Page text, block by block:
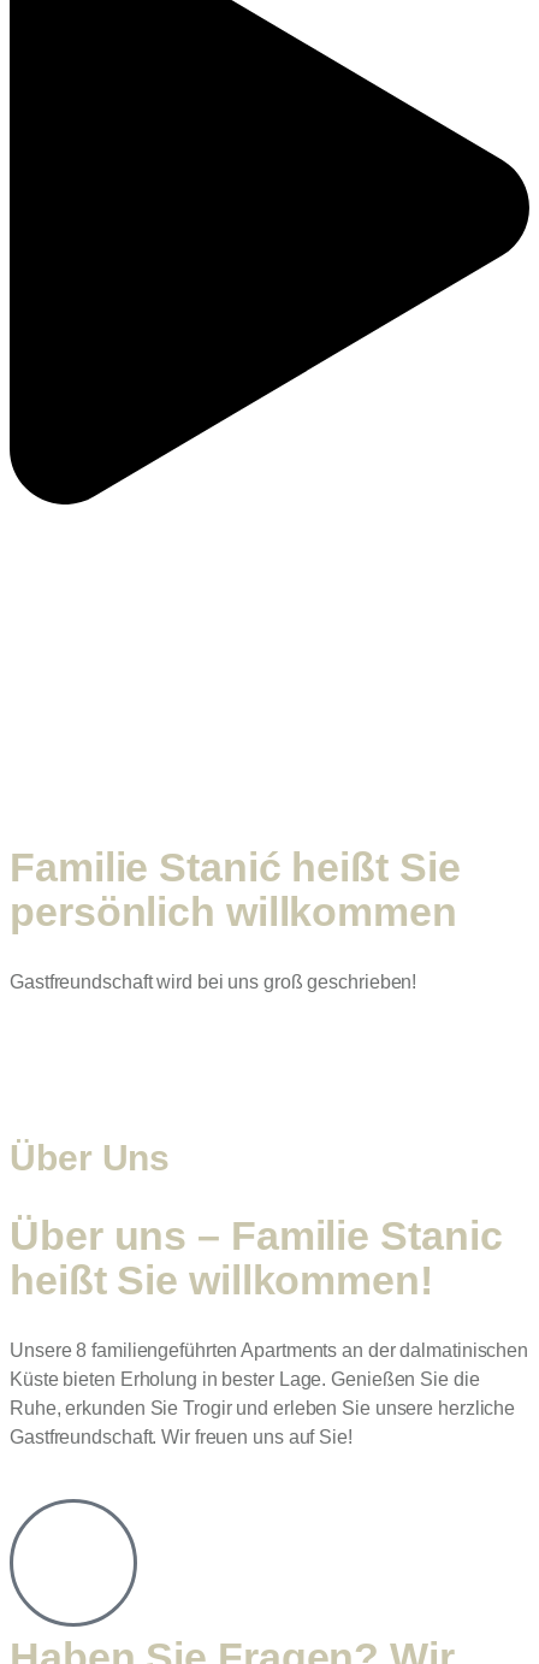
Familie Stanić heißt Sie
persönlich willkommen
Gastfreundschaft wird bei uns groß geschrieben!
Über Uns
Über uns – Familie Stanic
heißt Sie willkommen!
Unsere 8 familiengeführten Apartments an der dalmatinischen
Küste bieten Erholung in bester Lage. Genießen Sie die
Ruhe, erkunden Sie Trogir und erleben Sie unsere herzliche
Gastfreundschaft. Wir freuen uns auf Sie!